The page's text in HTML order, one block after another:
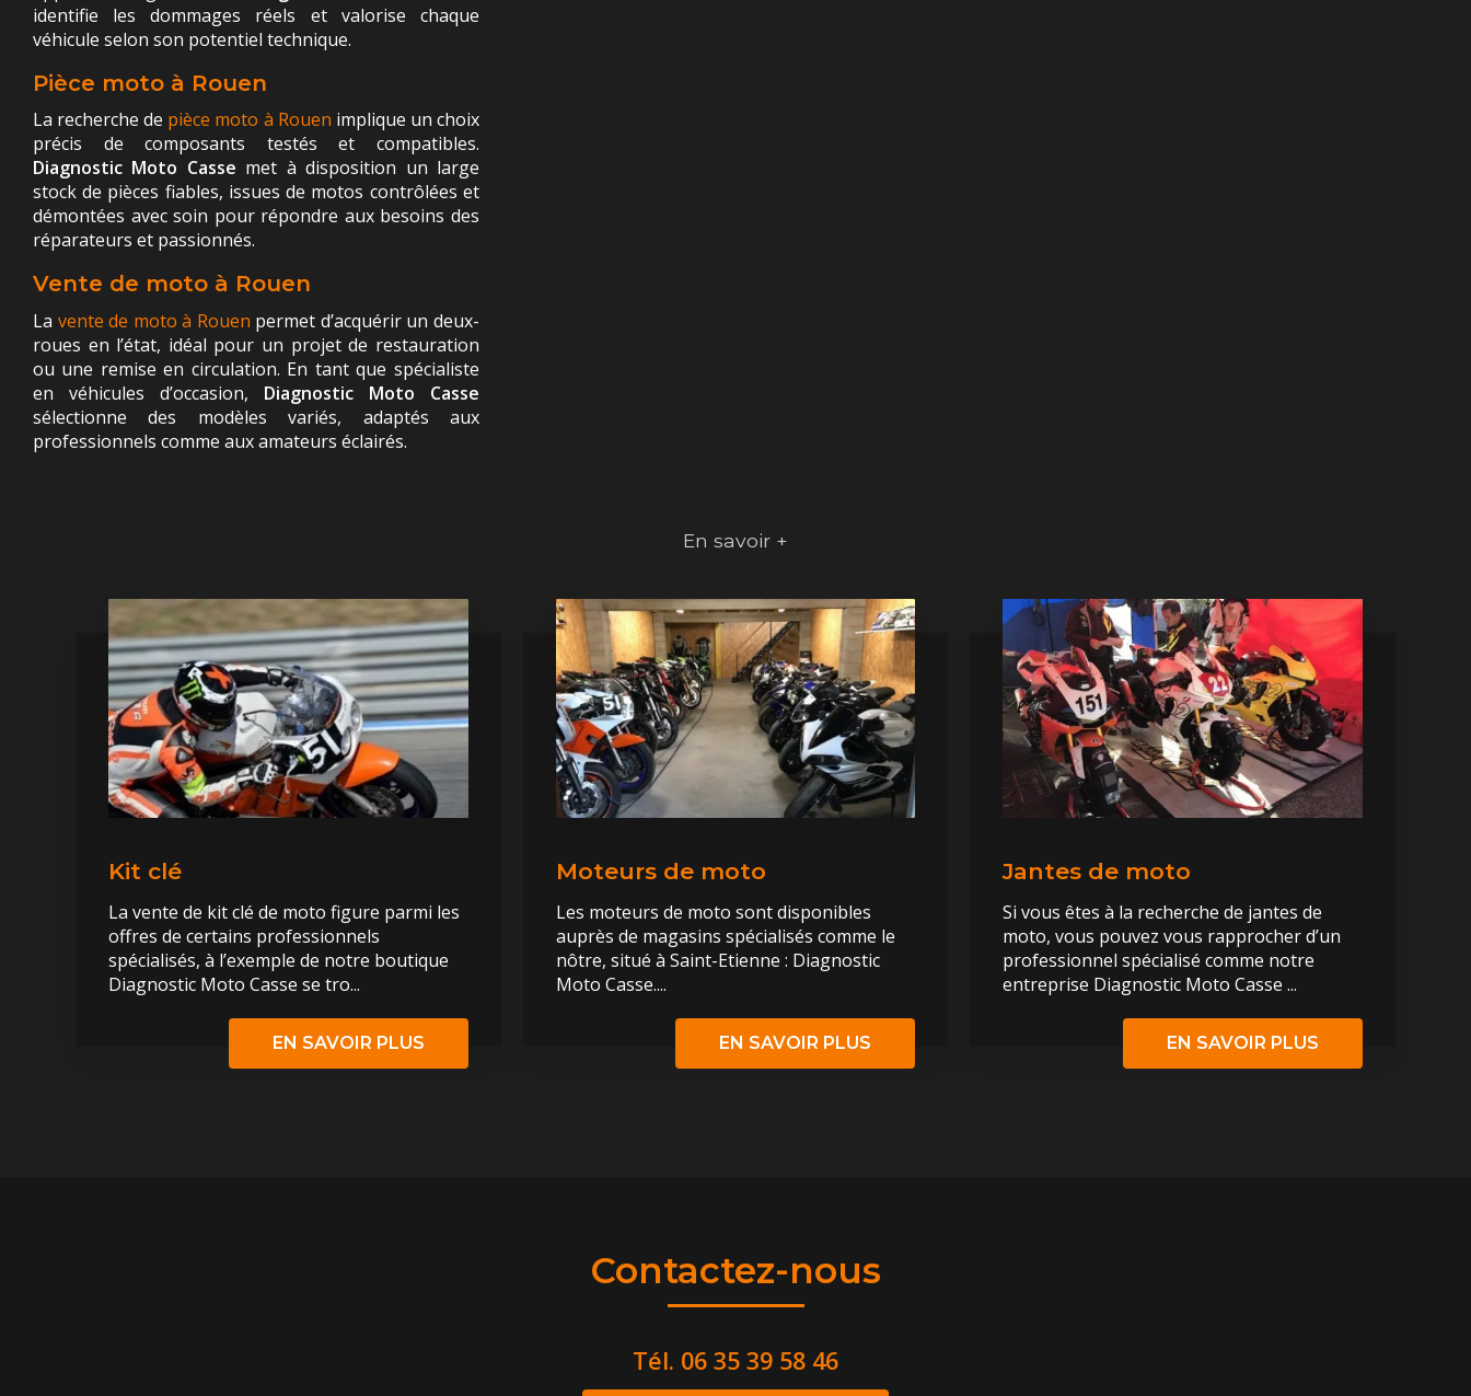
identifie les dommages réels et valorise chaque
véhicule selon son potentiel technique.
Pièce moto à Rouen
La recherche de pièce moto à Rouen implique un choix
précis de composants testés et compatibles.
Diagnostic Moto Casse met à disposition un large
stock de pièces fiables, issues de motos contrôlées et
démontées avec soin pour répondre aux besoins des
réparateurs et passionnés.
Vente de moto à Rouen
La vente de moto à Rouen permet d’acquérir un deux-
roues en l’état, idéal pour un projet de restauration
ou une remise en circulation. En tant que spécialiste
en véhicules d’occasion, Diagnostic Moto Casse
sélectionne des modèles variés, adaptés aux
professionnels comme aux amateurs éclairés.
En savoir +
Kit clé
La vente de kit clé de moto figure parmi les
offres de certains professionnels
spécialisés, à l’exemple de notre boutique
Diagnostic Moto Casse se tro...
EN SAVOIR PLUS
Moteurs de moto
Les moteurs de moto sont disponibles
auprès de magasins spécialisés comme le
nôtre, situé à Saint-Etienne : Diagnostic
Moto Casse....
EN SAVOIR PLUS
Jantes de moto
Si vous êtes à la recherche de jantes de
moto, vous pouvez vous rapprocher d’un
professionnel spécialisé comme notre
entreprise Diagnostic Moto Casse ...
EN SAVOIR PLUS
Contactez-nous
Tél. 06 35 39 58 46